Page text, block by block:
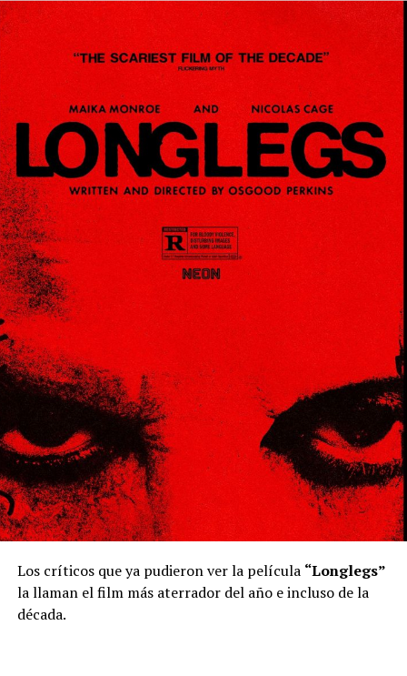
Los críticos que ya pudieron ver la película “Longlegs”
la llaman el film más aterrador del año e incluso de la
década.